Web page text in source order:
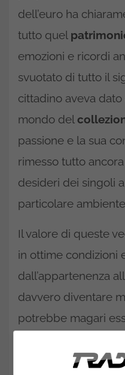
dell’euro ha
tutto quel
emozioni e ricordi
svuotato di tutto il
cittadino aveva
mondo del
passione e la sua
rimesso tutto
desideri dei singoli
particolare
Il valore di queste
in ottime condizioni
dall’appartenenza
davvero diventare
potrebbe magari
o cappotto, magari